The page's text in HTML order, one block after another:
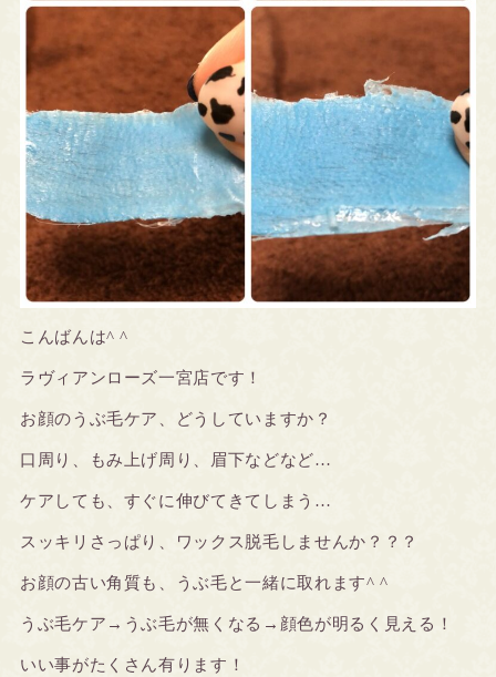
こんばんは^ ^
ラヴィアンローズ一宮店です！
お顔のうぶ毛ケア、どうしていますか？
口周り、もみ上げ周り、眉下などなど…
ケアしても、すぐに伸びてきてしまう…
スッキリさっぱり、ワックス脱毛しませんか？？？
お顔の古い角質も、うぶ毛と一緒に取れます^ ^
うぶ毛ケア→うぶ毛が無くなる→顔色が明るく見える！
いい事がたくさん有ります！